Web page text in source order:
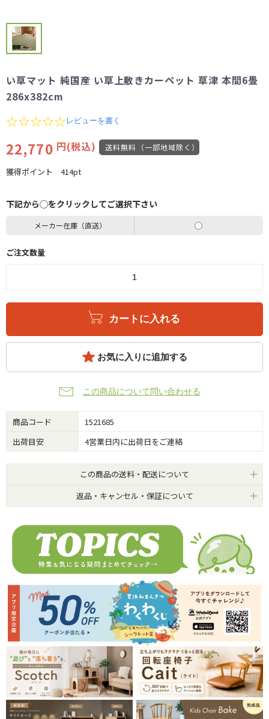
い草マット 純国産 い草上敷きカーペット 草津 本間6畳
286x382cm
0.0
rating
レビューを書く
22,770 円(税込) 送料無料（一部地域除く）
獲得ポイント 414pt
下記から◯をクリックしてご選択下さい
メーカー在庫（直送）
ご注文数量
カートに入れる
お気に入りに追加する
この商品について問い合わせる
商品コード
1521685
出荷目安
4営業日内に出荷日をご連絡
この商品の送料・配送について
返品・キャンセル・保証について